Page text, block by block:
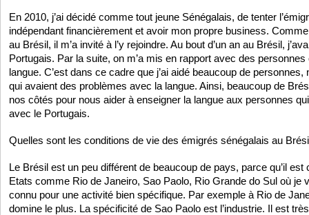
En 2010, j’ai décidé comme tout jeune Sénégalais, de tenter
indépendant financièrement et avoir mon propre business.
au Brésil, il m’a invité à l’y rejoindre. Au bout d’un an au Brésil,
Portugais. Par la suite, on m’a mis en rapport avec des
langue. C’est dans ce cadre que j’ai aidé beaucoup de
qui avaient des problèmes avec la langue. Ainsi, beaucoup de
nos côtés pour nous aider à enseigner la langue aux personnes
avec le Portugais.
Quelles sont les conditions de vie des émigrés sénégalais au
Le Brésil est un peu différent de beaucoup de pays, parce qu’il
Etats comme Rio de Janeiro, Sao Paolo, Rio Grande do Sul où je
connu pour une activité bien spécifique. Par exemple à Rio de
domine le plus. La spécificité de Sao Paolo est l’industrie. Il est